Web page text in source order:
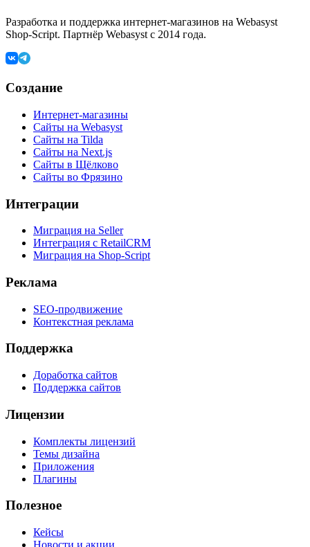
Разработка и поддержка интернет-магазинов на Webasyst
Shop-Script. Партнёр Webasyst с 2014 года.
Создание
Интернет-магазины
Сайты на Webasyst
Сайты на Tilda
Сайты на Next.js
Сайты в Щёлково
Сайты во Фрязино
Интеграции
Миграция на Seller
Интеграция с RetailCRM
Миграция на Shop-Script
Реклама
SEO-продвижение
Контекстная реклама
Поддержка
Доработка сайтов
Поддержка сайтов
Лицензии
Комплекты лицензий
Темы дизайна
Приложения
Плагины
Полезное
Кейсы
Новости и акции